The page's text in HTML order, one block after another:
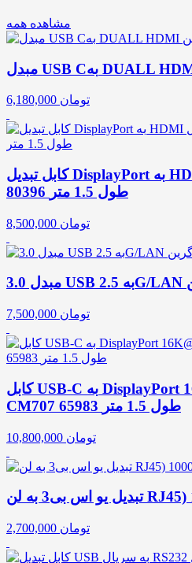
مشاهده همه
6,180,000 تومان
کابل تبدیل DisplayPort به HDMI یوگرین مدل DP115-
80396 طول 1.5 متر
8,500,000 تومان
7,500,000 تومان
کابل USB-C به DisplayPort 16K@60Hz یوگرین مدل
CM707 65983 طول 1.5 متر
10,800,000 تومان
2,700,000 تومان